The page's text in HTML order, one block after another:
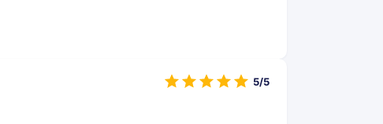
5/5